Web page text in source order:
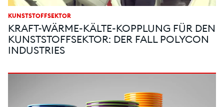
KUNSTSTOFFSEKTOR
KRAFT-WÄRME-KÄLTE-KOPPLUNG FÜR DEN
KUNSTSTOFFSEKTOR: DER FALL POLYCON
INDUSTRIES